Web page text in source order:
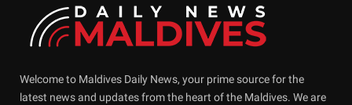
Welcome to Maldives Daily News, your prime source for the
latest news and updates from the heart of the Maldives. We are